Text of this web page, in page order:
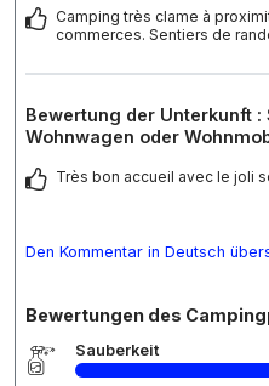
Camping très clame à
commerces. Sentiers de
Bewertung der Unterkunft :
Wohnwagen oder
Très bon accueil avec le joli
Den Kommentar in Deutsch
Bewertungen des
Sauberkeit